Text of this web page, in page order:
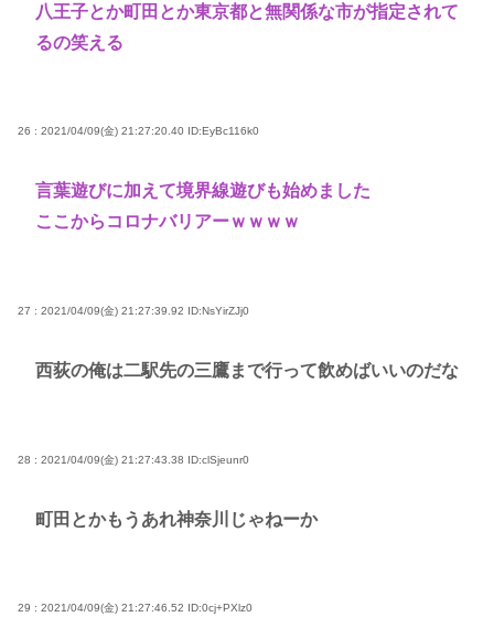
八王子とか町田とか東京都と無関係な市が指定されて
るの笑える
26 : 2021/04/09(金) 21:27:20.40 ID:EyBc116k0
言葉遊びに加えて境界線遊びも始めました
ここからコロナバリアーｗｗｗｗ
27 : 2021/04/09(金) 21:27:39.92 ID:NsYirZJj0
西荻の俺は二駅先の三鷹まで行って飲めばいいのだな
28 : 2021/04/09(金) 21:27:43.38 ID:clSjeunr0
町田とかもうあれ神奈川じゃねーか
29 : 2021/04/09(金) 21:27:46.52 ID:0cj+PXlz0